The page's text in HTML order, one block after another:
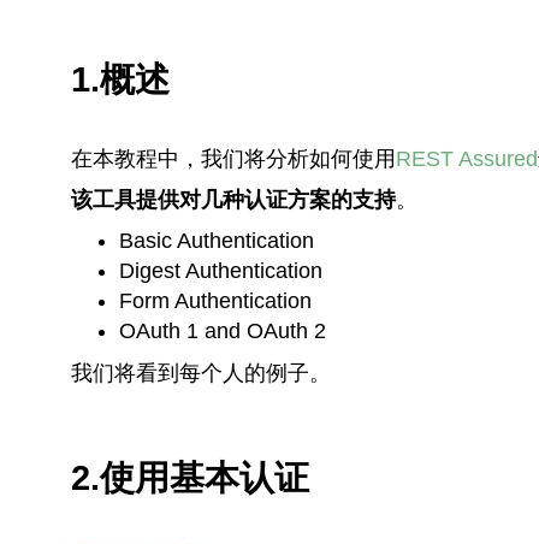
1.概述
在本教程中，我们将分析如何使用 REST Assured
该工具提供对几种认证方案的支持。
Basic Authentication
Digest Authentication
Form Authentication
OAuth 1 and OAuth 2
我们将看到每个人的例子。
2.使用基本认证